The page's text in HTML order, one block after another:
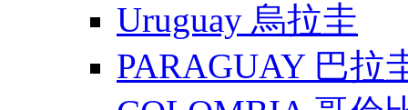
Uruguay 烏拉圭
PARAGUAY 巴拉